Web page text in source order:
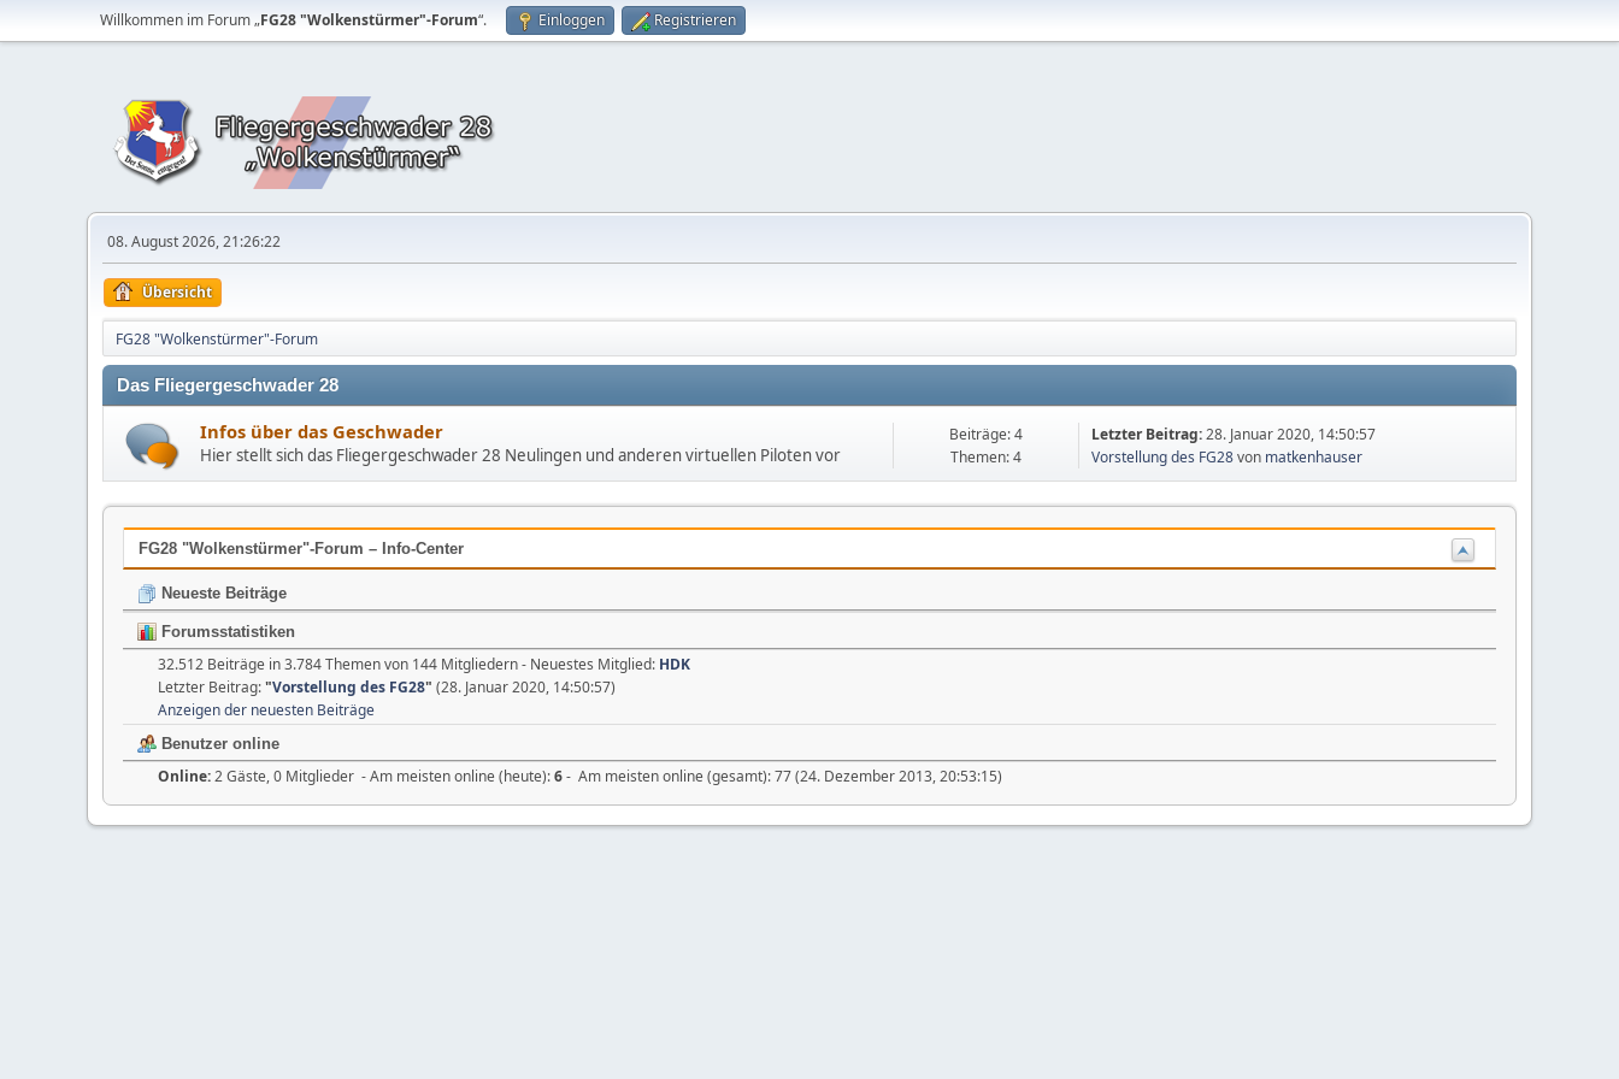
Willkommen im Forum „FG28 "Wolkenstürmer"-Forum“. Einloggen Registrieren
08. August 2026, 21:26:22
Übersicht
FG28 "Wolkenstürmer"-Forum
Das Fliegergeschwader 28
Infos über das Geschwader
Hier stellt sich das Fliegergeschwader 28 Neulingen und anderen virtuellen Piloten vor
Beiträge: 4
Themen: 4
Letzter Beitrag:28. Januar 2020, 14:50:57
Vorstellung des FG28von matkenhauser
FG28 "Wolkenstürmer"-Forum – Info-Center
Neueste Beiträge
Forumsstatistiken
32.512 Beiträge in 3.784 Themen von 144 Mitgliedern - Neuestes Mitglied: HDK
Letzter Beitrag:"Vorstellung des FG28" (28. Januar 2020, 14:50:57)
Anzeigen der neuesten Beiträge
Benutzer online
Online:2 Gäste, 0 Mitglieder - Am meisten online (heute):6- Am meisten online (gesamt): 77 (24. Dezember 2013, 20:53:15)